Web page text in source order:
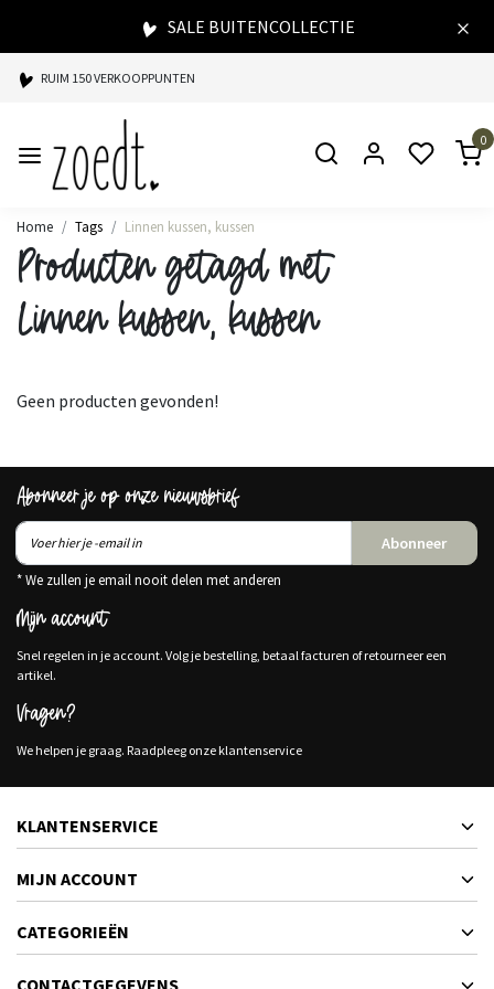
SALE BUITENCOLLECTIE
RUIM 150 VERKOOPPUNTEN
SPAARPUNTEN BIJ ELKE AANKOOP
SNELLE LEVERING
0
Home Tags Linnen kussen, kussen
Producten getagd met
Linnen kussen, kussen
Geen producten gevonden!
Abonneer je op onze nieuwsbrief
Abonneer
* We zullen je email nooit delen met anderen
Mijn account
Snel regelen in je account. Volg je bestelling, betaal facturen of retourneer een
artikel.
Vragen?
We helpen je graag. Raadpleeg onze klantenservice
KLANTENSERVICE
MIJN ACCOUNT
CATEGORIEËN
CONTACTGEGEVENS